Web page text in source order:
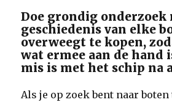
Doe grondig onderzoek
geschiedenis van elke
overweegt te kopen,
wat ermee aan de hand
mis is met het schip na
Als je op zoek bent naar